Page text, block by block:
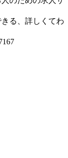
る、詳しくてわ